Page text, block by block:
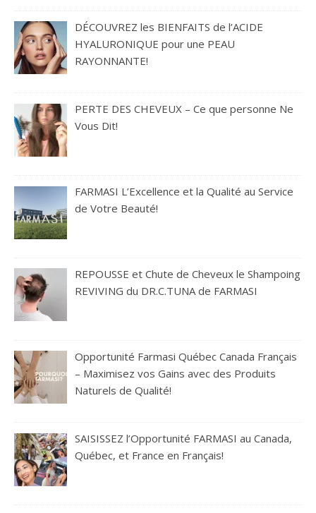
DÉCOUVREZ les BIENFAITS de l’ACIDE
HYALURONIQUE pour une PEAU
RAYONNANTE!
PERTE DES CHEVEUX – Ce que personne Ne
Vous Dit!
FARMASI L’Excellence et la Qualité au Service
de Votre Beauté!
REPOUSSE et Chute de Cheveux le Shampoing
REVIVING du DR.C.TUNA de FARMASI
Opportunité Farmasi Québec Canada Français
– Maximisez vos Gains avec des Produits
Naturels de Qualité!
SAISISSEZ l’Opportunité FARMASI au Canada,
Québec, et France en Français!